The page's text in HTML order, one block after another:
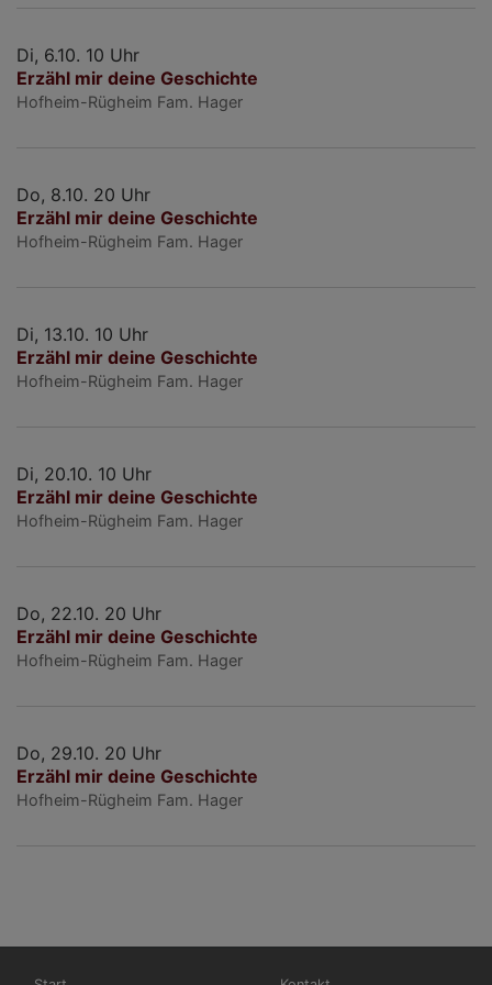
Di, 6.10. 10 Uhr
Erzähl mir deine Geschichte
Hofheim-Rügheim Fam. Hager
Do, 8.10. 20 Uhr
Erzähl mir deine Geschichte
Hofheim-Rügheim Fam. Hager
Di, 13.10. 10 Uhr
Erzähl mir deine Geschichte
Hofheim-Rügheim Fam. Hager
Di, 20.10. 10 Uhr
Erzähl mir deine Geschichte
Hofheim-Rügheim Fam. Hager
Do, 22.10. 20 Uhr
Erzähl mir deine Geschichte
Hofheim-Rügheim Fam. Hager
Do, 29.10. 20 Uhr
Erzähl mir deine Geschichte
Hofheim-Rügheim Fam. Hager
Hauptnavigation Fußbereichsmenü